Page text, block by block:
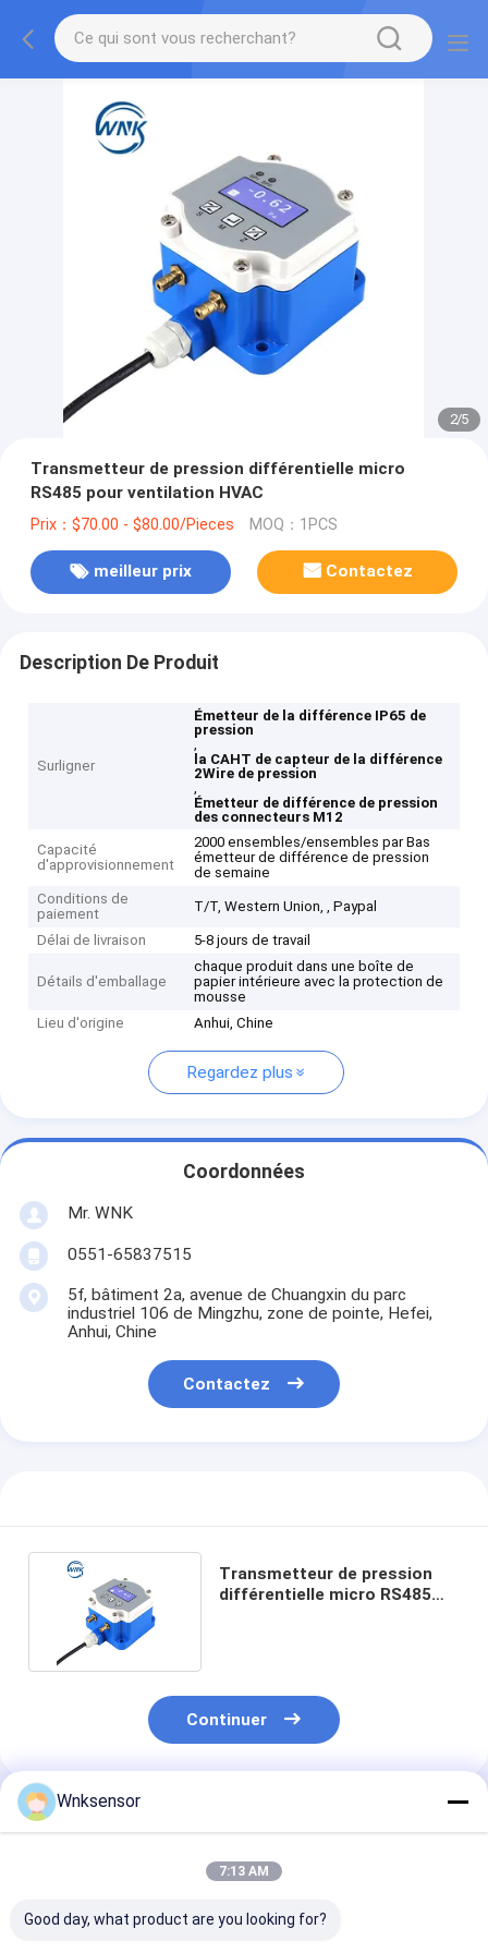
2/5
Transmetteur de pression différentielle micro
RS485 pour ventilation HVAC
Prix：$70.00 - $80.00/Pieces MOQ：1PCS
meilleur prix Contactez
Description De Produit
Surligner
Émetteur de la différence IP65 de
pression
,
la CAHT de capteur de la différence
2Wire de pression
,
Émetteur de différence de pression
des connecteurs M12
Capacité
d'approvisionnement
2000 ensembles/ensembles par Bas
émetteur de différence de pression
de semaine
Conditions de
paiement
T/T, Western Union, , Paypal
Délai de livraison 5-8 jours de travail
Détails d'emballage
chaque produit dans une boîte de
papier intérieure avec la protection de
mousse
Lieu d'origine
Anhui, Chine
Regardez plus
Coordonnées
Mr. WNK
0551-65837515
5f, bâtiment 2a, avenue de Chuangxin du parc
industriel 106 de Mingzhu, zone de pointe, Hefei,
Anhui, Chine
Contactez
Transmetteur de pression
différentielle micro RS485
Continuer
Produits Recommandés
Wnksensor
7:13 AM
Good day, what product are you looking for?